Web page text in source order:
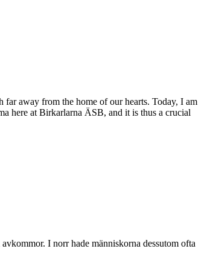
far away from the home of our hearts. Today, I am
here at Birkarlarna ÄSB, and it is thus a crucial
I norr hade människorna dessutom ofta